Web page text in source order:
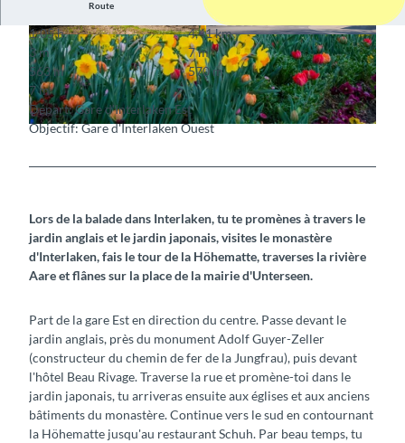
© Interlaken Tourismus | CC-BY-SA
© Mike Kaufmann, Interlaken Tourismus |
CC-BY-SA
© Mike Kaufmann, Interlaken Tourismus
Route
1:05 h
4,41 km
3 m
7 m
563 m
570 m
7 m
Départ: Gare d'Interlaken Est
Objectif: Gare d'Interlaken Ouest
Lors de la balade dans Interlaken, tu te promènes à travers le
jardin anglais et le jardin japonais, visites le monastère
d'Interlaken, fais le tour de la Höhematte, traverses la rivière
Aare et flânes sur la place de la mairie d'Unterseen.
Part de la gare Est en direction du centre. Passe devant le
jardin anglais, près du monument Adolf Guyer-Zeller
(constructeur du chemin de fer de la Jungfrau), puis devant
l'hôtel Beau Rivage. Traverse la rue et promène-toi dans le
jardin japonais, tu arriveras ensuite aux églises et aux anciens
bâtiments du monastère. Continue vers le sud en contournant
la Höhematte jusqu'au restaurant Schuh. Par beau temps, tu